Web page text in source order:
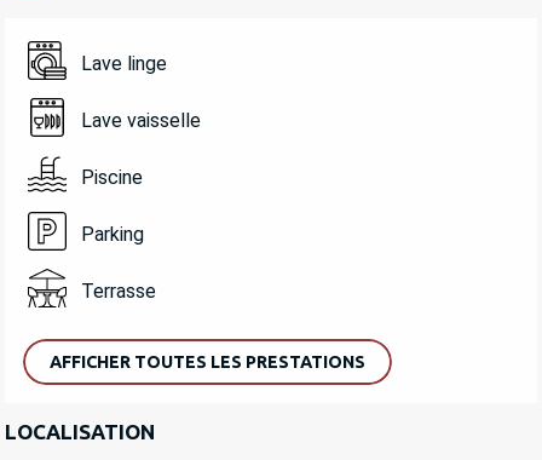
Lave linge
Lave vaisselle
Piscine
Parking
Terrasse
AFFICHER TOUTES LES PRESTATIONS
LOCALISATION